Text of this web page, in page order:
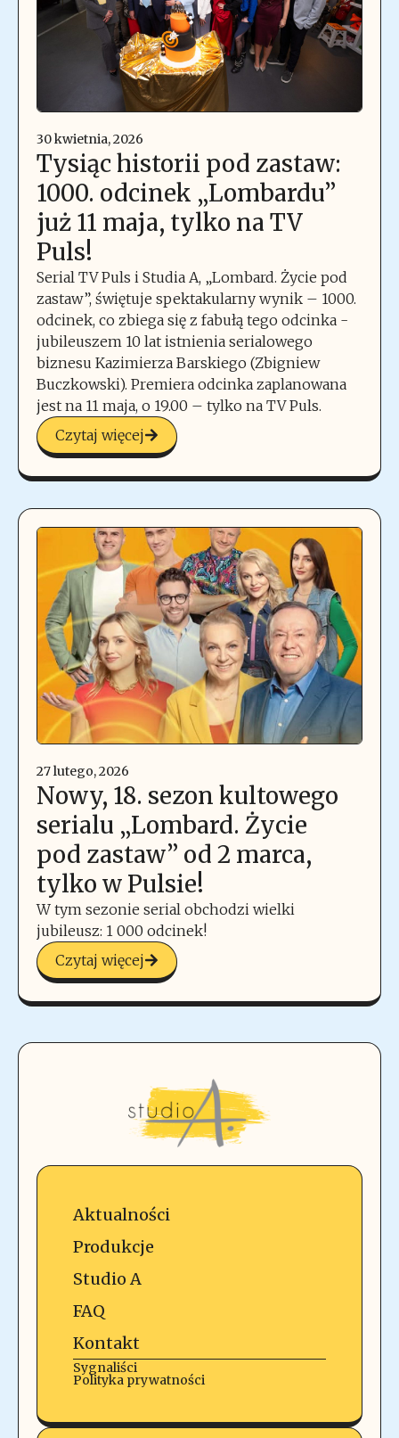
30 kwietnia, 2026
Tysiąc historii pod zastaw:
1000. odcinek „Lombardu”
już 11 maja, tylko na TV
Puls!
Serial TV Puls i Studia A, „Lombard. Życie pod
zastaw”, świętuje spektakularny wynik – 1000.
odcinek, co zbiega się z fabułą tego odcinka -
jubileuszem 10 lat istnienia serialowego
biznesu Kazimierza Barskiego (Zbigniew
Buczkowski). Premiera odcinka zaplanowana
jest na 11 maja, o 19.00 – tylko na TV Puls.
Czytaj więcej
27 lutego, 2026
Nowy, 18. sezon kultowego
serialu „Lombard. Życie
pod zastaw” od 2 marca,
tylko w Pulsie!
W tym sezonie serial obchodzi wielki
jubileusz: 1 000 odcinek!
Czytaj więcej
Aktualności
Produkcje
Studio A
FAQ
Kontakt
Sygnaliści
Polityka prywatności